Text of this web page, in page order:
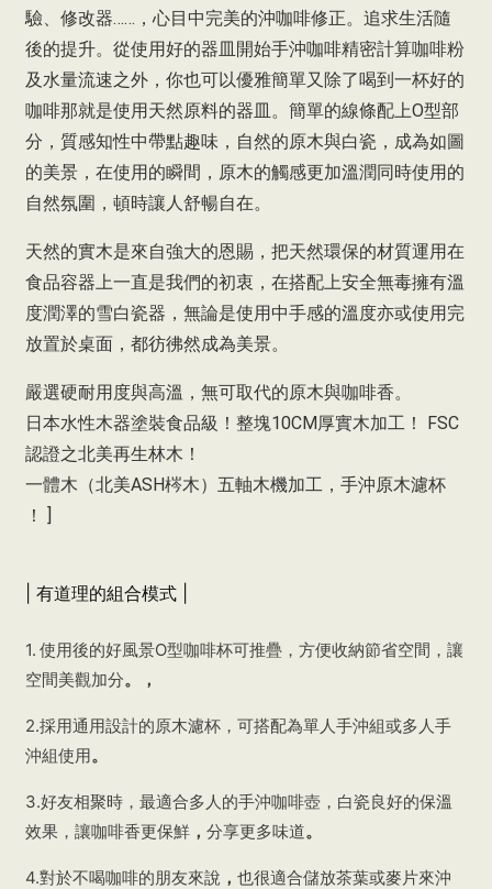
驗、修改器……，心目中完美的沖咖啡修正。追求生活隨
後的提升。從使用好的器皿開始手沖咖啡精密計算咖啡粉
及水量流速之外，你也可以優雅簡單又除了喝到一杯好的
咖啡那就是使用天然原料的器皿。簡單的線條配上O型部
分，質感知性中帶點趣味，自然的原木與白瓷，成為如圖
的美景，在使用的瞬間，原木的觸感更加溫潤同時使用的
自然氛圍，頓時讓人舒暢自在。
天然的實木是來自強大的恩賜，把天然環保的材質運用在
食品容器上一直是我們的初衷，在搭配上安全無毒擁有溫
度潤澤的雪白瓷器，無論是使用中手感的溫度亦或使用完
放置於桌面，都彷彿然成為美景。
嚴選硬耐用度與高溫，無可取代的原木與咖啡香。
日本水性木器塗裝食品級！整塊10CM厚實木加工！ FSC
認證之北美再生林木！
一體木（北美ASH梣木）五軸木機加工，手沖原木濾杯
！ ]
| 有道理的組合模式 |
1. 使用後的好風景O型咖啡杯可推疊，方便收納節省空間，讓
空間美觀加分。 ，
2.採用通用設計的原木濾杯，可搭配為單人手沖組或多人手
沖組使用。
3.好友相聚時，最適合多人的手沖咖啡壺，白瓷良好的保溫
效果，讓咖啡香更保鮮 ， 分享更多味道。
4.對於不喝咖啡的朋友來說 ， 也很適合儲放茶葉或麥片來沖